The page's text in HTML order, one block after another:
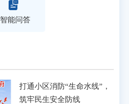
智能问答
打通小区消防“生命水线”，
筑牢民生安全防线